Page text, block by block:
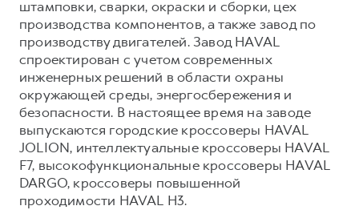
штамповки, сварки, окраски и сборки, цех
производства компонентов, а также завод по
производству двигателей. Завод HAVAL
спроектирован с учетом современных
инженерных решений в области охраны
окружающей среды, энергосбережения и
безопасности. В настоящее время на заводе
выпускаются городские кроссоверы HAVAL
JOLION, интеллектуальные кроссоверы HAVAL
F7, высокофункциональные кроссоверы HAVAL
DARGO, кроссоверы повышенной
проходимости HAVAL H3.